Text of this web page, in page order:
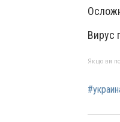
Вирус
Якщо ви